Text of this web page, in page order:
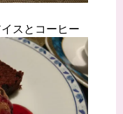
スとコーヒー